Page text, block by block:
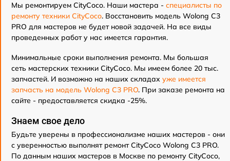
Мы ремонтируем CityCoco. Наши мастера - специалисты по
ремонту техники CityCoco. Восстановить модель Wolong C3
PRO для мастеров не будет новой задачей. На все виды
проведенных работ у нас имеется гарантия.
Минимальные сроки выполнения ремонта. Мы большая
сеть мастерских техники CityCoco. Мы имеем более 20 тыс.
запчастей. И возможно на наших складах уже имеется
запчасть на модель Wolong C3 PRO. При заказе ремонта на
сайте - предоставляется скидка -25%.
Знаем свое дело
Будьте уверены в профессионализме наших мастеров - они
с уверенностью выполнят ремонт CityCoco Wolong C3 PRO.
По данным наших мастеров в Москве по ремонту CityCoco,